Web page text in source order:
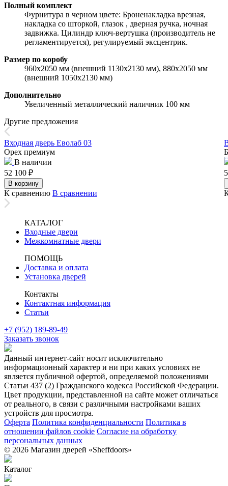
Полный комплект
Фурнитура в черном цвете: Броненакладка врезная,
накладка со шторкой, глазок , дверная ручка, ночная
задвижка. Цилиндр ключ-вертушка (производитель не
регламентируется), регулируемый эксцентрик.
Размер по коробу
960х2050 мм (внешний 1130х2130 мм), 880х2050 мм
(внешний 1050х2130 мм)
Дополнительно
Увеличенный металлический наличник 100 мм
Другие предложения
Входная дверь Еволаб 03
Орех премиум
В наличии
52 100 ₽
В корзину
К сравнению В сравнении
КАТАЛОГ
Входные двери
Межкомнатные двери
ПОМОЩЬ
Доставка и оплата
Установка дверей
Контакты
Контактная информация
Статьи
+7 (952) 189-89-49
Заказать звонок
Данный интернет-сайт носит исключительно
информационный характер и ни при каких условиях не
является публичной офертой, определяемой положениями
Статьи 437 (2) Гражданского кодекса Российской Федерации.
Цвет продукции, представленной на сайте может отличаться
от реального, в связи с различными настройками ваших
устройств для просмотра.
Оферта Политика конфиденциальности Политика в
отношении файлов cookie Согласие на обработку
персональных данных
© 2026 Магазин дверей «Sheffdoors»
Каталог